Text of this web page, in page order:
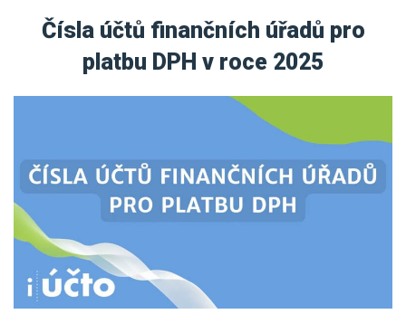
Online účetnictví
Online daňová evidence
Propojení s bankou
Účetní a manažerské reporty
Ceník
Účetní služby
Pro uživatele iÚčto
Poptávka účetních služeb
Pro koho je určené
Čísla účtů finančních úřadů pro
platbu DPH v roce 2025